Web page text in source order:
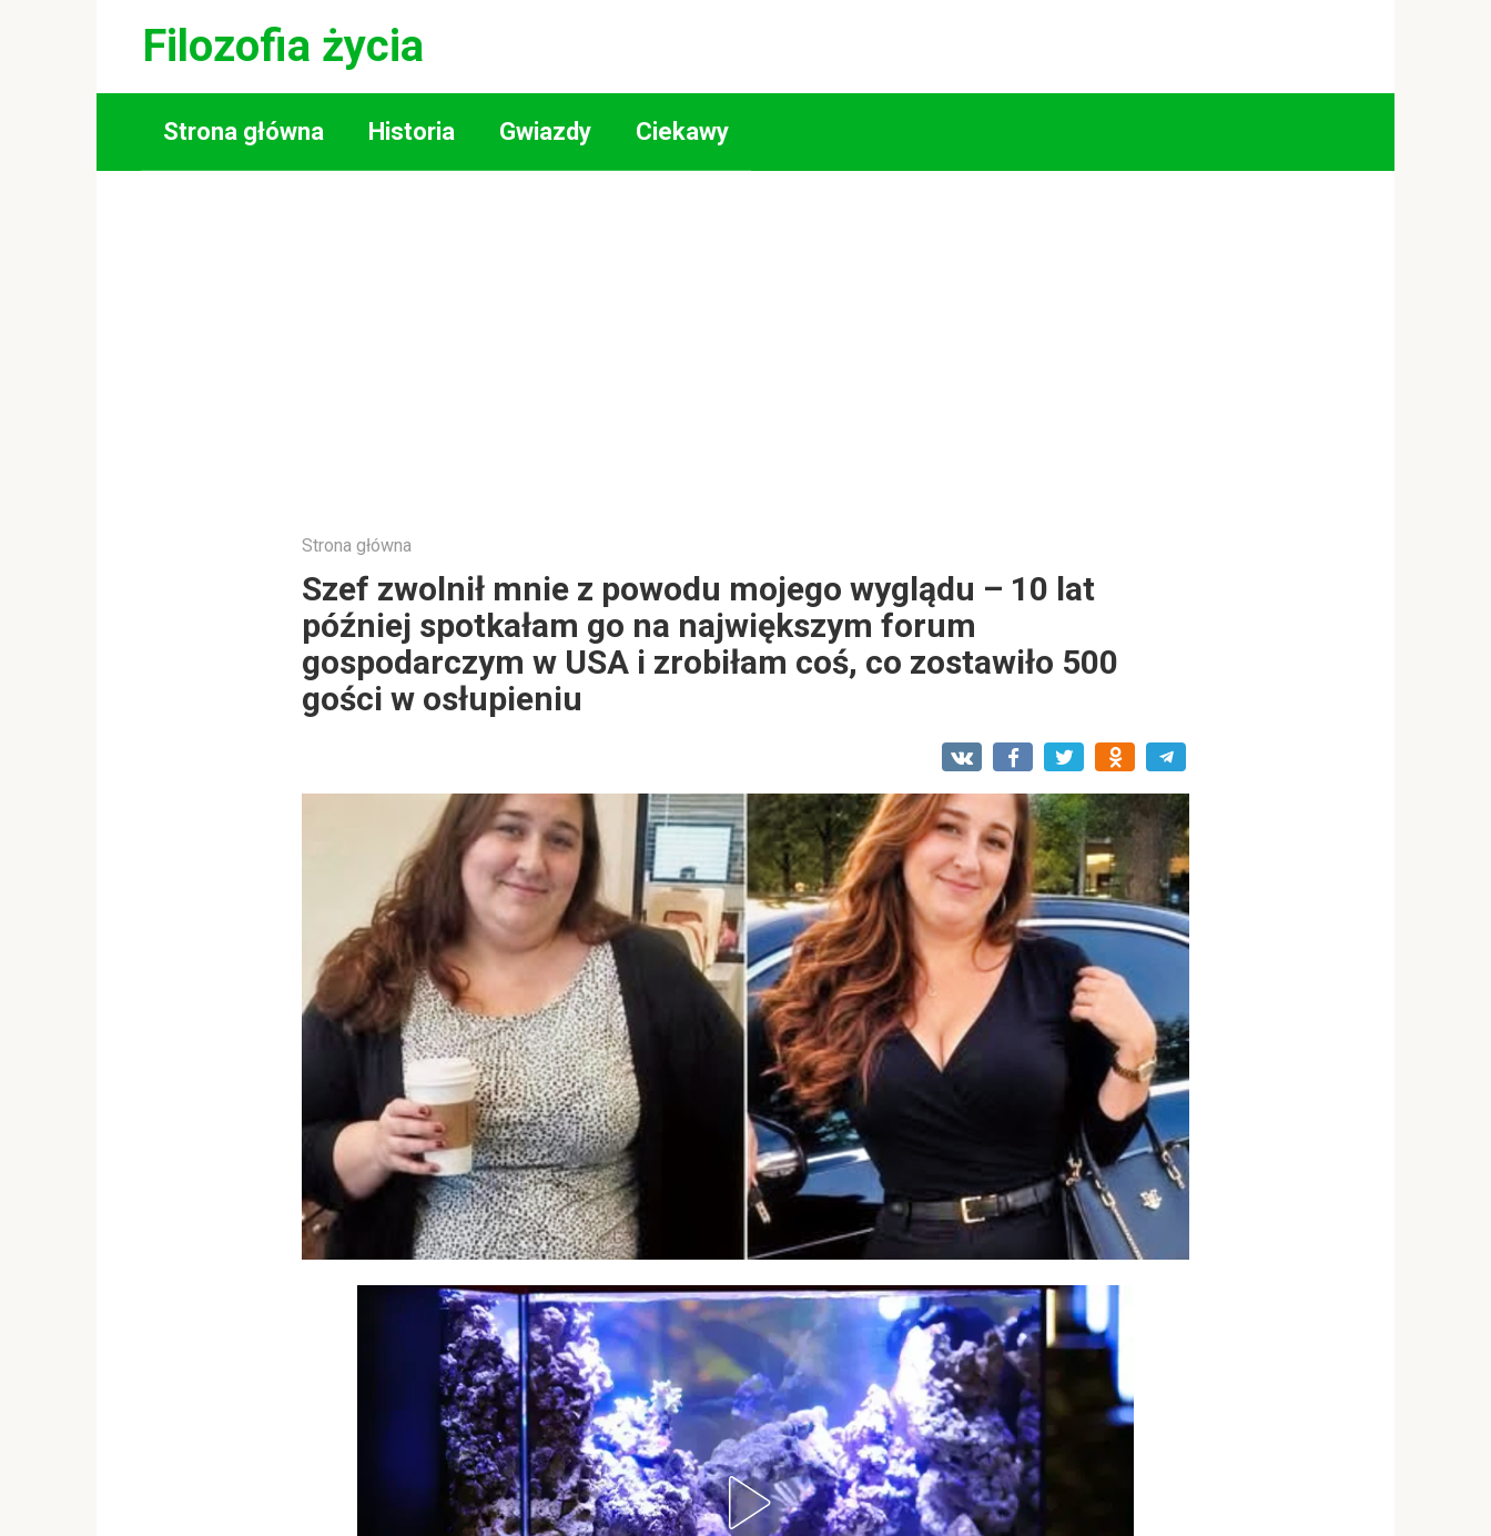
Filozofia życia
Strona główna Historia Gwiazdy Ciekawy
Strona główna
Szef zwolnił mnie z powodu mojego wyglądu – 10 lat
później spotkałam go na największym forum
gospodarczym w USA i zrobiłam coś, co zostawiło 500
gości w osłupieniu